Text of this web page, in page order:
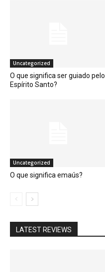
Uncategorized
O que significa ser guiado pelo
Espírito Santo?
Uncategorized
O que significa emaús?
LATEST REVIEWS